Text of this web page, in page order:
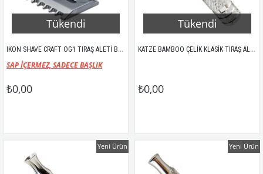
Tükendi
IKON SHAVE CRAFT OG1 TIRAŞ ALETİ BAŞLIK SETİ
SAP İÇERMEZ, SADECE BAŞLIK
₺0,00
Tükendi
KATZE BAMBOO ÇELİK KLASİK TIRAŞ ALETİ SAPI
₺0,00
Yeni Ürün Yeni Ürün